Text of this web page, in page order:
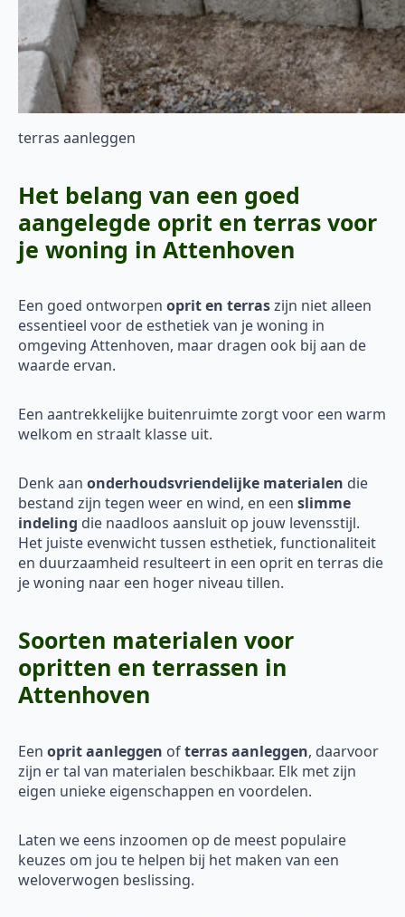
terras aanleggen
Het belang van een goed
aangelegde oprit en terras voor
je woning in Attenhoven
Een goed ontworpen oprit en terraszijn niet alleen
essentieel voor de esthetiek van je woning in
omgeving Attenhoven, maar dragen ook bij aan de
waarde ervan.
Een aantrekkelijke buitenruimte zorgt voor een warm
welkom en straalt klasse uit.
Denk aan onderhoudsvriendelijke materialen die
bestand zijn tegen weer en wind, en een slimme
indeling die naadloos aansluit op jouw levensstijl.
Het juiste evenwicht tussen esthetiek, functionaliteit
en duurzaamheid resulteert in een oprit en terras die
je woning naar een hoger niveau tillen.
Soorten materialen voor
opritten en terrassen in
Attenhoven
Een oprit aanleggen ofterras aanleggen, daarvoor
zijn er tal van materialen beschikbaar. Elk met zijn
eigen unieke eigenschappen en voordelen.
Laten we eens inzoomen op de meest populaire
keuzes om jou te helpen bij het maken van een
weloverwogen beslissing.